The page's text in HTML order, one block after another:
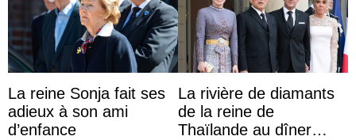
La reine Sonja fait ses
adieux à son ami
d’enfance
La rivière de diamants
de la reine de
Thaïlande au dîner